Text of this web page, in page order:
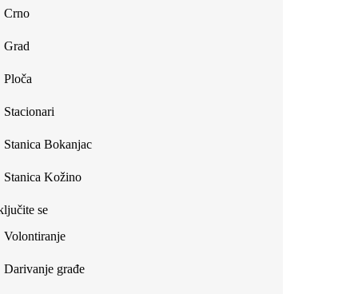
Crno
Grad
Ploča
Stacionari
Stanica Bokanjac
Stanica Kožino
se
Volontiranje
Darivanje građe